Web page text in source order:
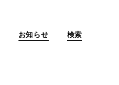
お知らせ 検索